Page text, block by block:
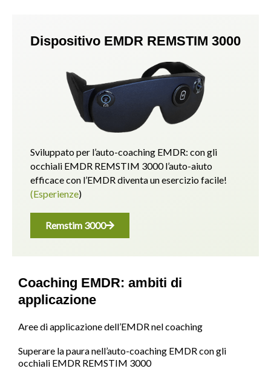
Dispositivo EMDR REMSTIM 3000
Sviluppato per l’auto-coaching EMDR: con gli
occhiali EMDR REMSTIM 3000 l’auto-aiuto
efficace con l’EMDR diventa un esercizio facile!
(Esperienze)
Remstim 3000
Coaching EMDR: ambiti di
applicazione
Aree di applicazione dell’EMDR nel coaching
Superare la paura nell’auto-coaching EMDR con gli
occhiali EMDR REMSTIM 3000